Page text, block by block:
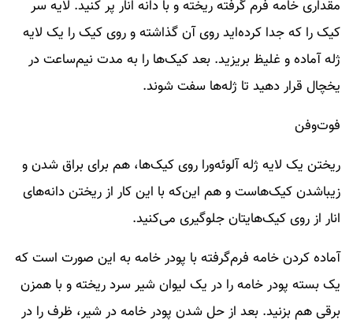
مقداری خامه فرم گرفته ریخته و با دانه انار پر کنید. لایه سر
کیک را که جدا کرده‌اید روی آن گذاشته و روی کیک را یک لایه
ژله آماده و غلیظ بریزید. بعد کیک‌ها را به مدت نیم‌ساعت در
یخچال قرار دهید تا ژله‌ها سفت شوند.
فوت‌وفن
ریختن یک لایه ژله آلوئه‌ورا روی کیک‌ها، هم برای براق شدن و
زیباشدن کیک‌هاست و هم این‌که با این کار از ریختن دانه‌های
انار از روی کیک‌هایتان جلوگیری می‌کنید.
آماده کردن خامه فرم‌گرفته با پودر خامه به این صورت است که
یک بسته پودر خامه را در یک لیوان شیر سرد ریخته و با همزن
برقی هم بزنید. بعد از حل شدن پودر خامه در شیر، ظرف را در